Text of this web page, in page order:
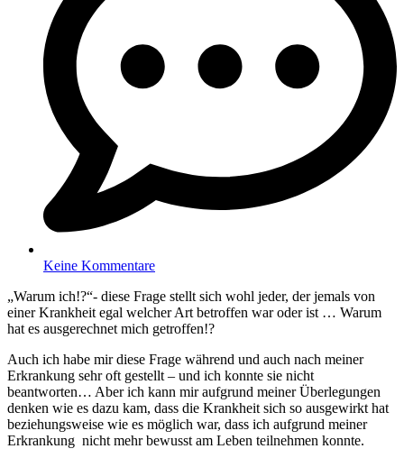
Keine Kommentare
„Warum ich!?“- diese Frage stellt sich wohl jeder, der jemals von
einer Krankheit egal welcher Art betroffen war oder ist … Warum
hat es ausgerechnet mich getroffen!?
Auch ich habe mir diese Frage während und auch nach meiner
Erkrankung sehr oft gestellt – und ich konnte sie nicht
beantworten… Aber ich kann mir aufgrund meiner Überlegungen
denken wie es dazu kam, dass die Krankheit sich so ausgewirkt hat
beziehungsweise wie es möglich war, dass ich aufgrund meiner
Erkrankung nicht mehr bewusst am Leben teilnehmen konnte.